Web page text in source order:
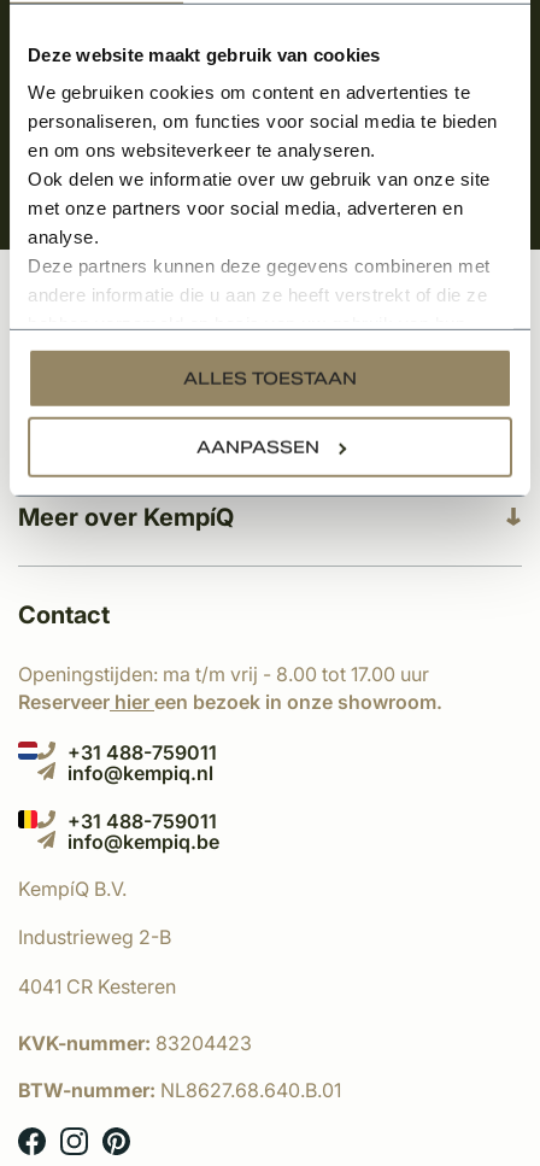
Deze website maakt gebruik van cookies
We gebruiken cookies om content en advertenties te
personaliseren, om functies voor social media te bieden
en om ons websiteverkeer te analyseren.
Ook delen we informatie over uw gebruik van onze site
met onze partners voor social media, adverteren en
analyse.
Deze partners kunnen deze gegevens combineren met
andere informatie die u aan ze heeft verstrekt of die ze
services.
ALLES TOESTAAN
AANPASSEN
Meer over KempíQ
Klantenservice
Categorieën
Contact
Openingstijden: ma t/m vrij - 8.00 tot 17.00 uur
Reserveer hier een bezoek in onze showroom.
+31 488-759011
info@kempiq.nl
+31 488-759011
info@kempiq.be
KempíQ B.V.
Industrieweg 2-B
4041 CR Kesteren
KVK-nummer: 83204423
BTW-nummer: NL8627.68.640.B.01